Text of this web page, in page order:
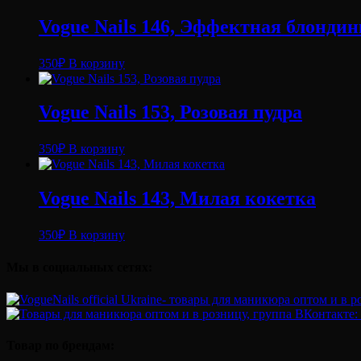
персиково-
розовыйVogue Nails 146, Эффектная
350₽ В корзину
Vogue Nails 153, Розовая пудра
350₽ В корзину
Vogue Nails 143, Милая кокетка
350₽ В корзину